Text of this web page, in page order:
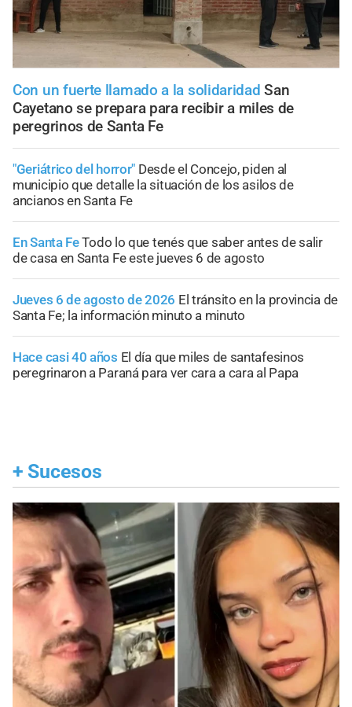
Con un fuerte llamado a la solidaridad San
Cayetano se prepara para recibir a miles de
peregrinos de Santa Fe
"Geriátrico del horror" Desde el Concejo, piden al
municipio que detalle la situación de los asilos de
ancianos en Santa Fe
En Santa FeTodo lo que tenés que saber antes de salir
de casa en Santa Fe este jueves 6 de agosto
Jueves 6 de agosto de 2026 El tránsito en la provincia de
Santa Fe; la información minuto a minuto
Hace casi 40 años El día que miles de santafesinos
peregrinaron a Paraná para ver cara a cara al Papa
+ Sucesos